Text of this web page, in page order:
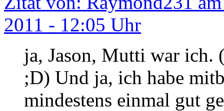
2011 - 12:05 Uhr
ja, Jason, Mutti war ich.
;D) Und ja, ich habe
mindestens einmal gut